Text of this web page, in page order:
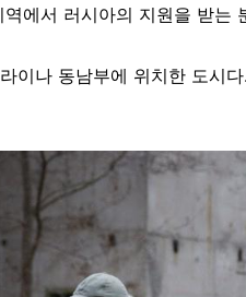
에서 러시아의 지원을 받는
이나 동남부에 위치한 도시다.